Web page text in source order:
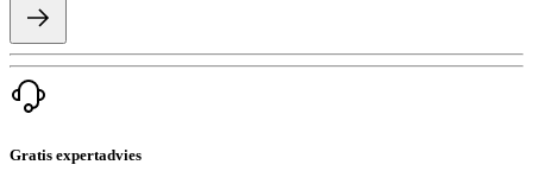
Gratis expertadvies